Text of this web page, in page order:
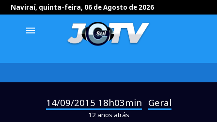
Naviraí, quinta-feira, 06 de Agosto de 2026
menu
14/09/2015 18h03min Geral
12 anos atrás